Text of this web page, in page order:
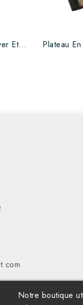
Et...
Notre boutique